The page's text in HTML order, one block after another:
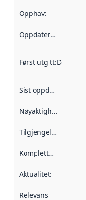
Opphav:
Oppdateringsfrekvens
Først utgitt:Denne
Sist oppdatert
Nøyaktighet
Tilgjengelighet
Kompletthet
Aktualitet:
Relevans: